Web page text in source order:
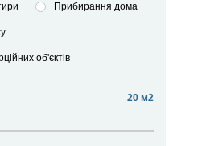
Прибирання дома
об'єктів
20 м2